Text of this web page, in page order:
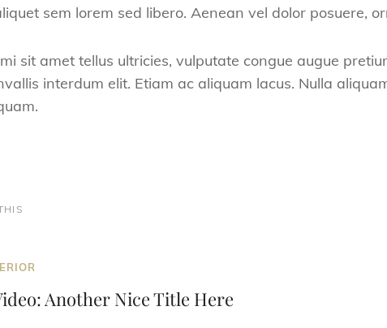
sem lorem sed libero. Aenean vel dolor posuere,
sit amet tellus ultricies, vulputate congue augue
interdum elit. Etiam ac aliquam lacus. Nulla
Another Nice Title Here